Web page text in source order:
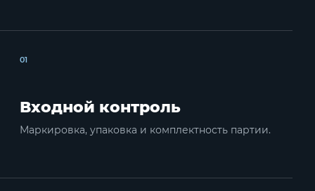
01
Входной контроль
Маркировка, упаковка и комплектность партии.